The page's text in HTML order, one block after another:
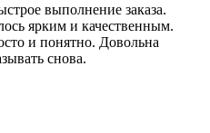
выполнение заказа.
ярким и качественным.
и понятно. Довольна
снова.